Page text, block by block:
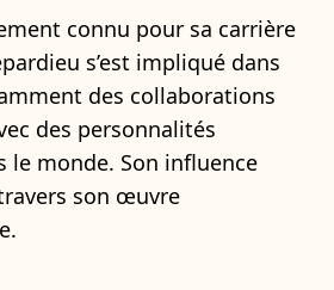
connu pour sa carrière
s’est impliqué dans
des collaborations
des personnalités
le monde. Son influence
son œuvre